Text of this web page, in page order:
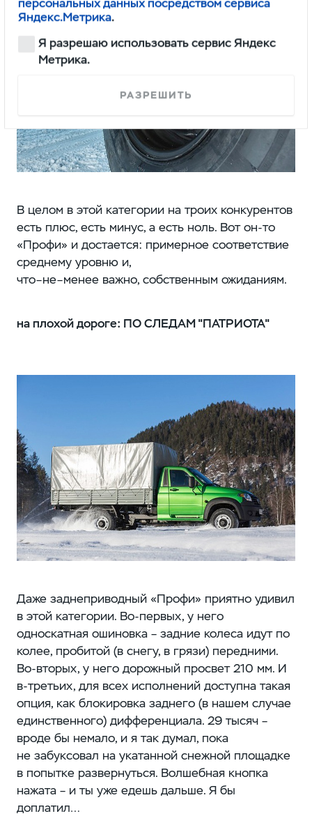
В целом в этой категории на троих конкурентов
есть плюс, есть минус, а есть ноль. Вот он-то
«Профи» и достается: примерное соответствие
среднему уровню и,
что–не–менее важно, собственным ожиданиям.
на плохой дороге: ПО СЛЕДАМ "ПАТРИОТА"
Даже заднеприводный «Профи» приятно удивил
в этой категории. Во-первых, у него
односкатная ошиновка – задние колеса идут по
колее, пробитой (в снегу, в грязи) передними.
Во-вторых, у него дорожный просвет 210 мм. И
в-третьих, для всех исполнений доступна такая
опция, как блокировка заднего (в нашем случае
единственного) дифференциала. 29 тысяч –
вроде бы немало, и я так думал, пока
не забуксовал на укатанной снежной площадке
в попытке развернуться. Волшебная кнопка
нажата – и ты уже едешь дальше. Я бы
доплатил…
персональных данных посредством сервиса
Яндекс.Метрика.
Я разрешаю использовать сервис Яндекс
Метрика.
РАЗРЕШИТЬ